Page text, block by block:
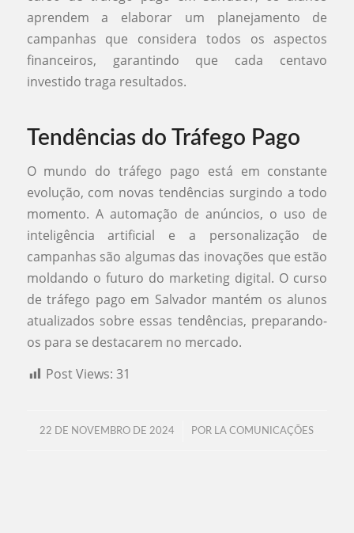
aprendem a elaborar um planejamento de
campanhas que considera todos os aspectos
financeiros, garantindo que cada centavo
investido traga resultados.
Tendências do Tráfego Pago
O mundo do tráfego pago está em constante
evolução, com novas tendências surgindo a todo
momento. A automação de anúncios, o uso de
inteligência artificial e a personalização de
campanhas são algumas das inovações que estão
moldando o futuro do marketing digital. O curso
de tráfego pago em Salvador mantém os alunos
atualizados sobre essas tendências, preparando-
os para se destacarem no mercado.
Post Views: 31
22 DE NOVEMBRO DE 2024
/ POR LA COMUNICAÇÕES